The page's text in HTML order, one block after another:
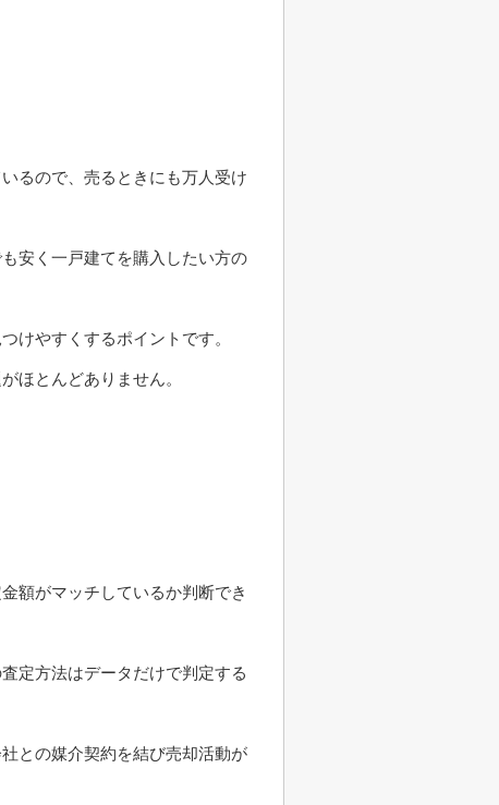
るので、売るときにも万人受け
安く一戸建てを購入したい方の
けやすくするポイントです。
ほとんどありません。
額がマッチしているか判断でき
定方法はデータだけで判定する
との媒介契約を結び売却活動が